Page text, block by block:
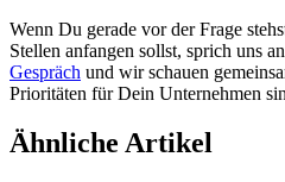
Wenn Du gerade vor der Frage
Stellen anfangen sollst, sprich uns
Gespräch und wir schauen
Prioritäten für Dein Unternehmen
Ähnliche Artikel